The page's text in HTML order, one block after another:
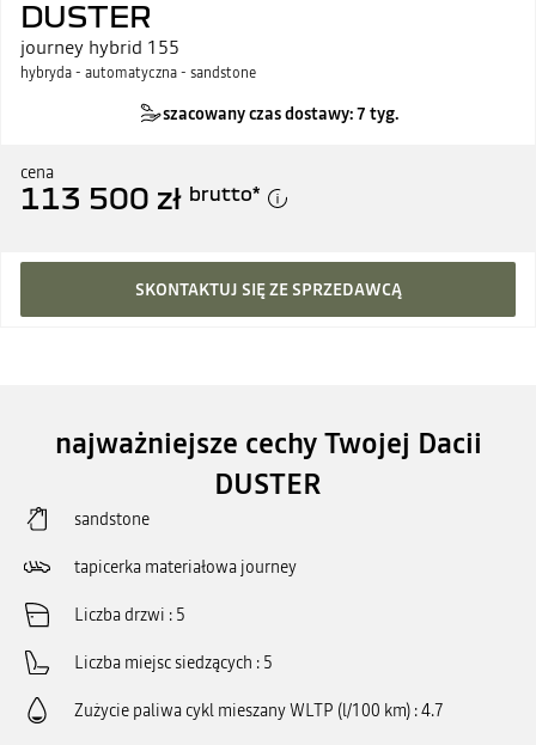
DUSTER
journey hybrid 155
hybryda - automatyczna - sandstone
szacowany czas dostawy: 7 tyg.
cena
113 500 zł brutto*
SKONTAKTUJ SIĘ ZE SPRZEDAWCĄ
najważniejsze cechy Twojej Dacii
DUSTER
sandstone
tapicerka materiałowa journey
Liczba drzwi 5
Liczba miejsc siedzących 5
Zużycie paliwa cykl mieszany WLTP (l/100 km) 4.7